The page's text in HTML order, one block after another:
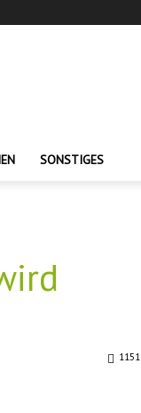
SONSTIGES
1151